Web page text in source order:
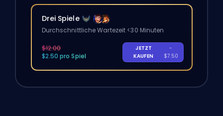
Drei Spiele
Durchschnittliche Wartezeit <30 Minuten
$12.00
$2.50 pro Spiel
JETZT
KAUFEN
-
$7.50